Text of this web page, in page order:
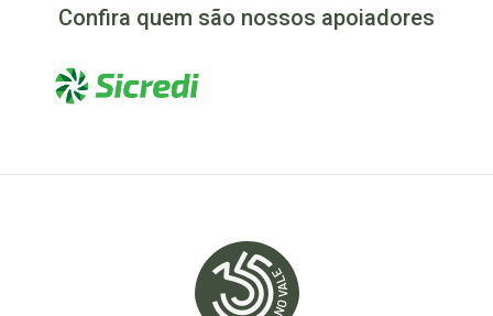
Confira quem são nossos apoiadores